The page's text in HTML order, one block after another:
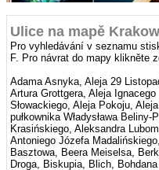
Ulice na mapě Krakow
Pro vyhledávání v seznamu
F. Pro návrat do mapy klikněte
Adama Asnyka, Aleja 29
Artura Grottgera, Aleja
Słowackiego, Aleja Pokoju,
pułkownika Władysława
Krasińskiego, Aleksandra
Antoniego Józefa
Basztowa, Beera Meiselsa,
Droga, Biskupia, Blich,